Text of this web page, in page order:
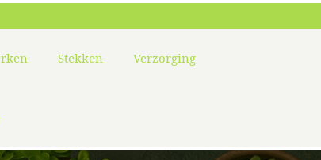
Stekken Verzorging